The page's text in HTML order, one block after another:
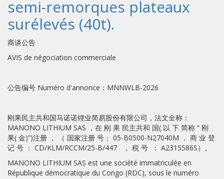
semi-remorques plateaux
surélevés (40t).
商谈公告
AVIS de négociation commerciale
公告编号 Numéro d'annonce：MNNWLB-2026
刚果民主共和国马诺诺锂业简易股份有限公司，法文全称：
MANONO LITHIUM SAS ，在 刚 果 民主共和 国( 以 下 简称 “ 刚
果( 金)”)注册 ， （ 国家注册 号： 05-B0500-N27040M ， 商 业 登
记 号 ： CD/KLM/RCCM/25-B/447 ， 税 号 ： A2315586S）。
MANONO LITHIUM SAS est une société immatriculée en
République démocratique du Congo (RDC), sous le numéro